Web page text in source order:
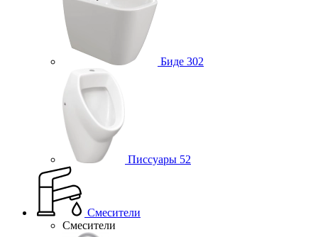
Биде 302
Писсуары 52
Смесители
Смесители